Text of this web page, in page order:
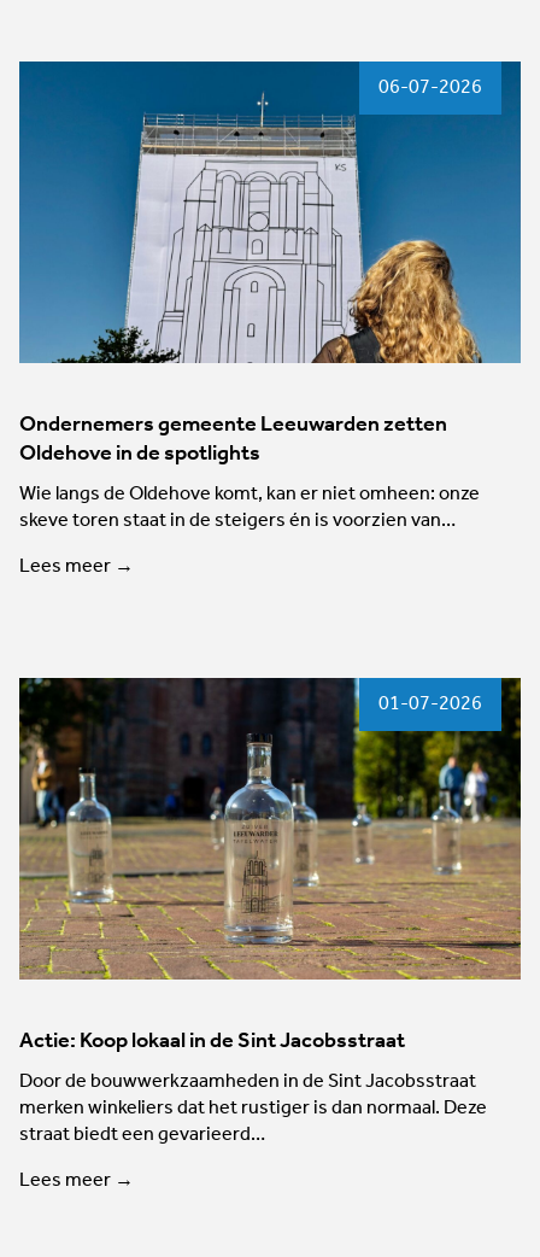
06-07-2026
Ondernemers gemeente Leeuwarden zetten
Oldehove in de spotlights
Wie langs de Oldehove komt, kan er niet omheen: onze
skeve toren staat in de steigers én is voorzien van…
Lees meer →
01-07-2026
Actie: Koop lokaal in de Sint Jacobsstraat
Door de bouwwerkzaamheden in de Sint Jacobsstraat
merken winkeliers dat het rustiger is dan normaal. Deze
straat biedt een gevarieerd…
Lees meer →